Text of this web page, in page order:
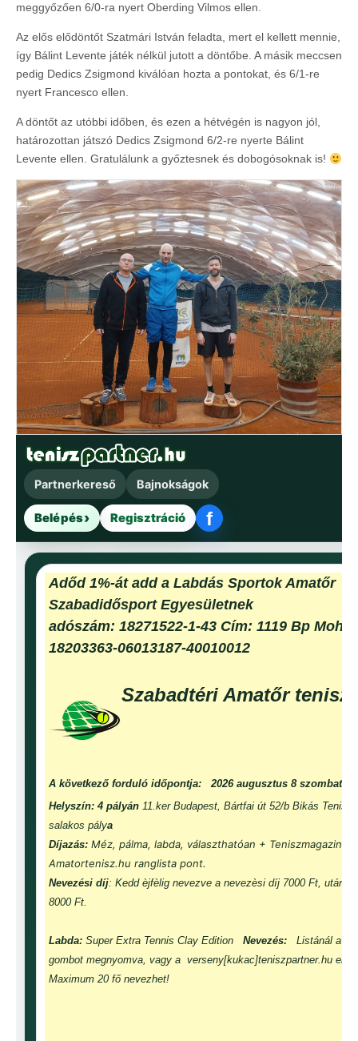
meggyőzően 6/0-ra nyert Oberding Vilmos ellen.
Az elős elődöntőt Szatmári István feladta, mert el kellett mennie,
így Bálint Levente játék nélkül jutott a döntőbe. A másik meccsen
pedig Dedics Zsigmond kiválóan hozta a pontokat, és 6/1-re
nyert Francesco ellen.
A döntőt az utóbbi időben, és ezen a hétvégén is nagyon jól,
határozottan játszó Dedics Zsigmond 6/2-re nyerte Bálint
Levente ellen. Gratulálunk a győztesnek és dobogósoknak is!